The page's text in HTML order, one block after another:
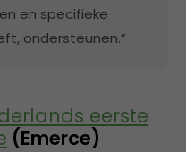
en specifieke
ondersteunen.”
eerste
(Emerce)